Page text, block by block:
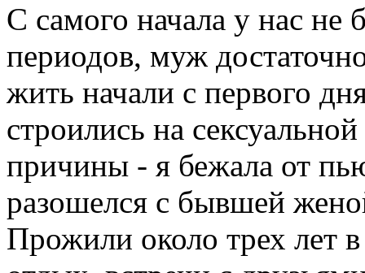
С самого начала у нас
периодов, муж
жить начали с первого
строились на
причины - я бежала от
разошелся с бывшей
Прожили около трех лет